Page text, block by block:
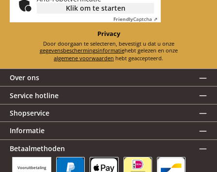
Klik om te starten
FriendlyCaptcha ⇗
Privacy
Door doorgaan te selecteren, bevestigt u dat u onze
gegevensbeschermingsinformatie
hebt gelezen en onze
algemene voorwaarden hebt geaccepteerd.
Over ons
Service hotline
Shopservice
Informatie
Betaalmethoden
Vooruitbetaling